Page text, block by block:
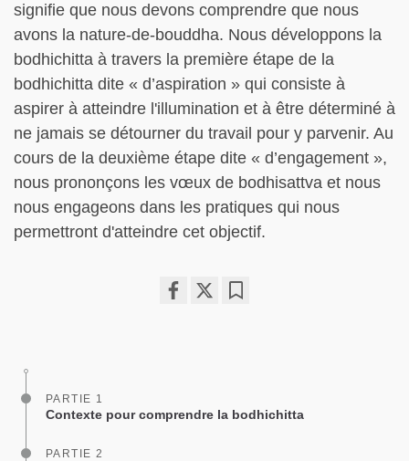
signifie que nous devons comprendre que nous
avons la nature-de-bouddha. Nous développons la
bodhichitta à travers la première étape de la
bodhichitta dite « d’aspiration » qui consiste à
aspirer à atteindre l'illumination et à être déterminé à
ne jamais se détourner du travail pour y parvenir. Au
cours de la deuxième étape dite « d’engagement »,
nous prononçons les vœux de bodhisattva et nous
nous engageons dans les pratiques qui nous
permettront d'atteindre cet objectif.
PARTIE 1
Contexte pour comprendre la bodhichitta
PARTIE 2